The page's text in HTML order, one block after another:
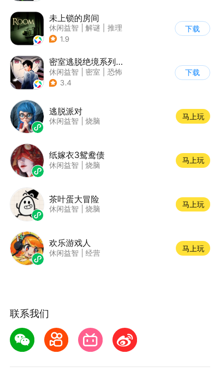
未上锁的房间
休闲益智 解谜
推理
| 端游移植
1.9
下载
密室逃脱绝境系列9无人医院
休闲益智 密室
恐怖
| 密室逃脱
3.4
下载
逃脱派对
休闲益智 烧脑
马上玩
纸嫁衣3鸳鸯债
休闲益智 烧脑
马上玩
茶叶蛋大冒险
休闲益智 烧脑
马上玩
欢乐游戏人
休闲益智 经营
马上玩
联系我们